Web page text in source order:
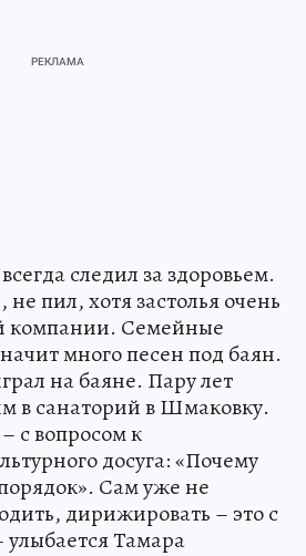
следил за здоровьем.
пил, хотя застолья очень
компании. Семейные
много песен под баян.
на баяне. Пару лет
в санаторий в Шмаковку.
с вопросом к
досуга: «Почему
Сам уже не
дирижировать – это с
улыбается Тамара